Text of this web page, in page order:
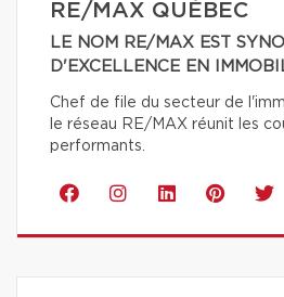
RE/MAX QUÉBEC
LE NOM RE/MAX EST
D'EXCELLENCE EN
Chef de file du secteur de
le réseau RE/MAX réunit les
performants.